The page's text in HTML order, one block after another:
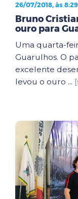
26/07/2018, às 8:29
Bruno
ouro para
Uma quarta-
Guarulhos. O
excelente
levou o ouro ...